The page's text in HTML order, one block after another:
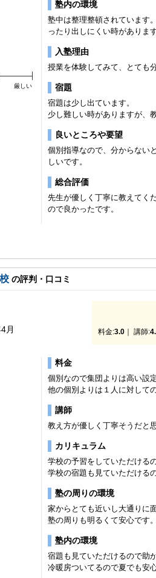
厳しい
塾内の環境
塾中は整理整頓されています
ったり出しにくい時があります
入塾理由
授業を体験してみて、とても
宿題
宿題は少し出ています。
少し難しい時がありますが、
良いところや要望
個別指導なので、分からない
しいです。
総合評価
先生が優しく丁寧に教えてく
ので良かったです。
の評判・口コミ
月 料金:3.0 ｜ 講師:
料金
個別なので集団よりは高い設定
他の個別よりは１人に対して
講師
教え方が優しく丁寧そうだと
カリキュラム
学校の予習をしていただける
学校の宿題も見ていただける
塾の周りの環境
家からとても近いし大通りに
塾の周りも明るくて安心です。
塾内の環境
宿題も見ていただけるので助
冷暖房ついてるので夏でも安